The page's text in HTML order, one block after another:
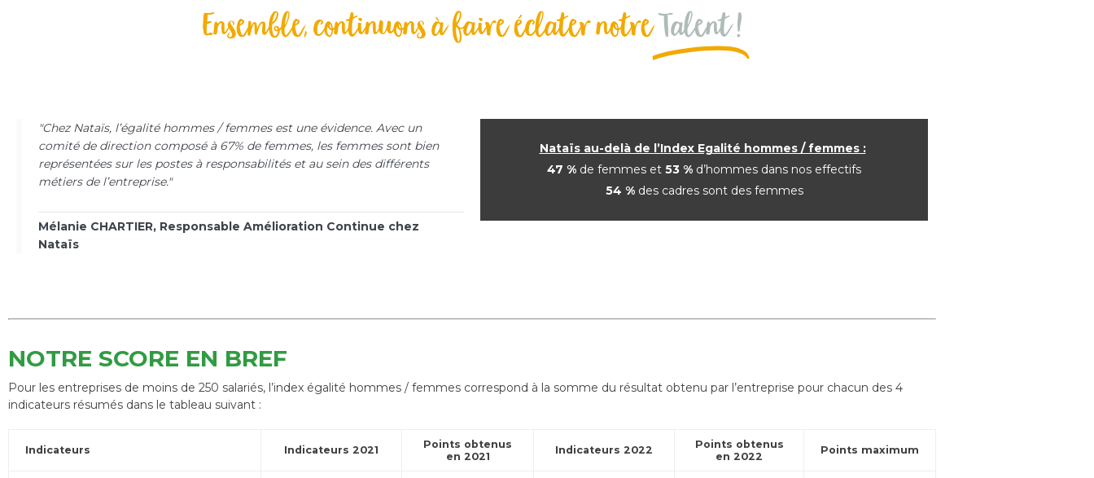
Ensemble, continuons à faire éclater notreTalent !
"Chez Nataïs, l’égalité hommes / femmes est une évidence. Avec un
comité de direction composé à 67% de femmes, les femmes sont bien
représentées sur les postes à responsabilités et au sein des différents
métiers de l’entreprise."
Mélanie CHARTIER, Responsable Amélioration Continue chez
Nataïs
Nataïs au-delà de l’Index Egalité hommes / femmes :
47 % de femmes et 53 % d’hommes dans nos effectifs
54 % des cadres sont des femmes
NOTRE SCORE EN BREF
Pour les entreprises de moins de 250 salariés, l’index égalité hommes / femmes correspond à la somme du résultat obtenu par l’entreprise pour chacun des 4
indicateurs résumés dans le tableau suivant :
Indicateurs Indicateurs 2021
Points obtenus
en 2021
Indicateurs 2022
Points obtenus
en 2022
Points maximum